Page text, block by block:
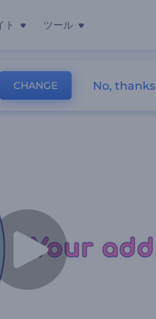
ト ツール
CHANGE No, thanks